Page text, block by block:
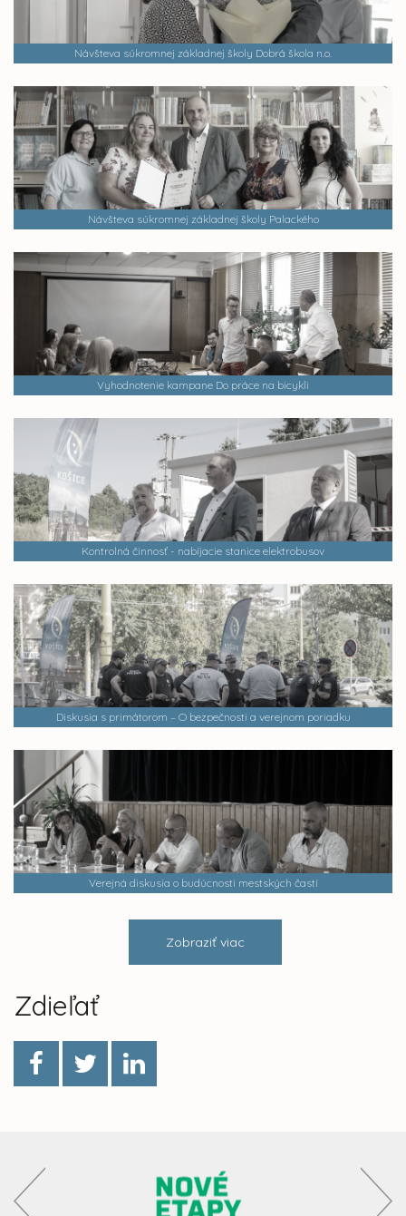
Návšteva súkromnej základnej školy Dobrá škola n.o.
Návšteva súkromnej základnej školy Palackého
Vyhodnotenie kampane Do práce na bicykli
Kontrolná činnosť - nabíjacie stanice elektrobusov
Diskusia s primátorom – O bezpečnosti a verejnom poriadku
Verejná diskusia o budúcnosti mestských častí
Zobraziť viac
Zdieľať